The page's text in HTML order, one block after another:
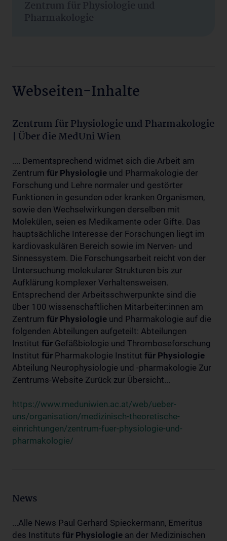
Zentrum für Physiologie und
Pharmakologie
Webseiten-Inhalte
Zentrum für Physiologie und Pharmakologie
| Über die MedUni Wien
.... Dementsprechend widmet sich die Arbeit am
Zentrum für Physiologie und Pharmakologie der
Forschung und Lehre normaler und gestörter
Funktionen in gesunden oder kranken Organismen,
sowie den Wechselwirkungen derselben mit
Molekülen, seien es Medikamente oder Gifte. Das
hauptsächliche Interesse der Forschungen liegt im
kardiovaskulären Bereich sowie im Nerven- und
Sinnessystem. Die Forschungsarbeit reicht von der
Untersuchung molekularer Strukturen bis zur
Aufklärung komplexer Verhaltensweisen.
Entsprechend der Arbeitsschwerpunkte sind die
über 100 wissenschaftlichen Mitarbeiter:innen am
Zentrum für Physiologie und Pharmakologie auf die
folgenden Abteilungen aufgeteilt: Abteilungen
Institut für Gefäßbiologie und Thromboseforschung
Institut für Pharmakologie Institut für Physiologie
Abteilung Neurophysiologie und -pharmakologie Zur
Zentrums-Website Zurück zur Übersicht...
https://www.meduniwien.ac.at/web/ueber-
uns/organisation/medizinisch-theoretische-
einrichtungen/zentrum-fuer-physiologie-und-
pharmakologie/
News
...Alle News Paul Gerhard Spieckermann, Emeritus
des Instituts für Physiologie an der Medizinischen